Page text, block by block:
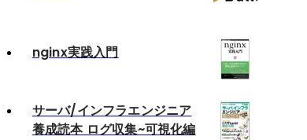
nginx実践入門
サーバ/インフラエンジニア
養成読本 ログ収集~可視化編